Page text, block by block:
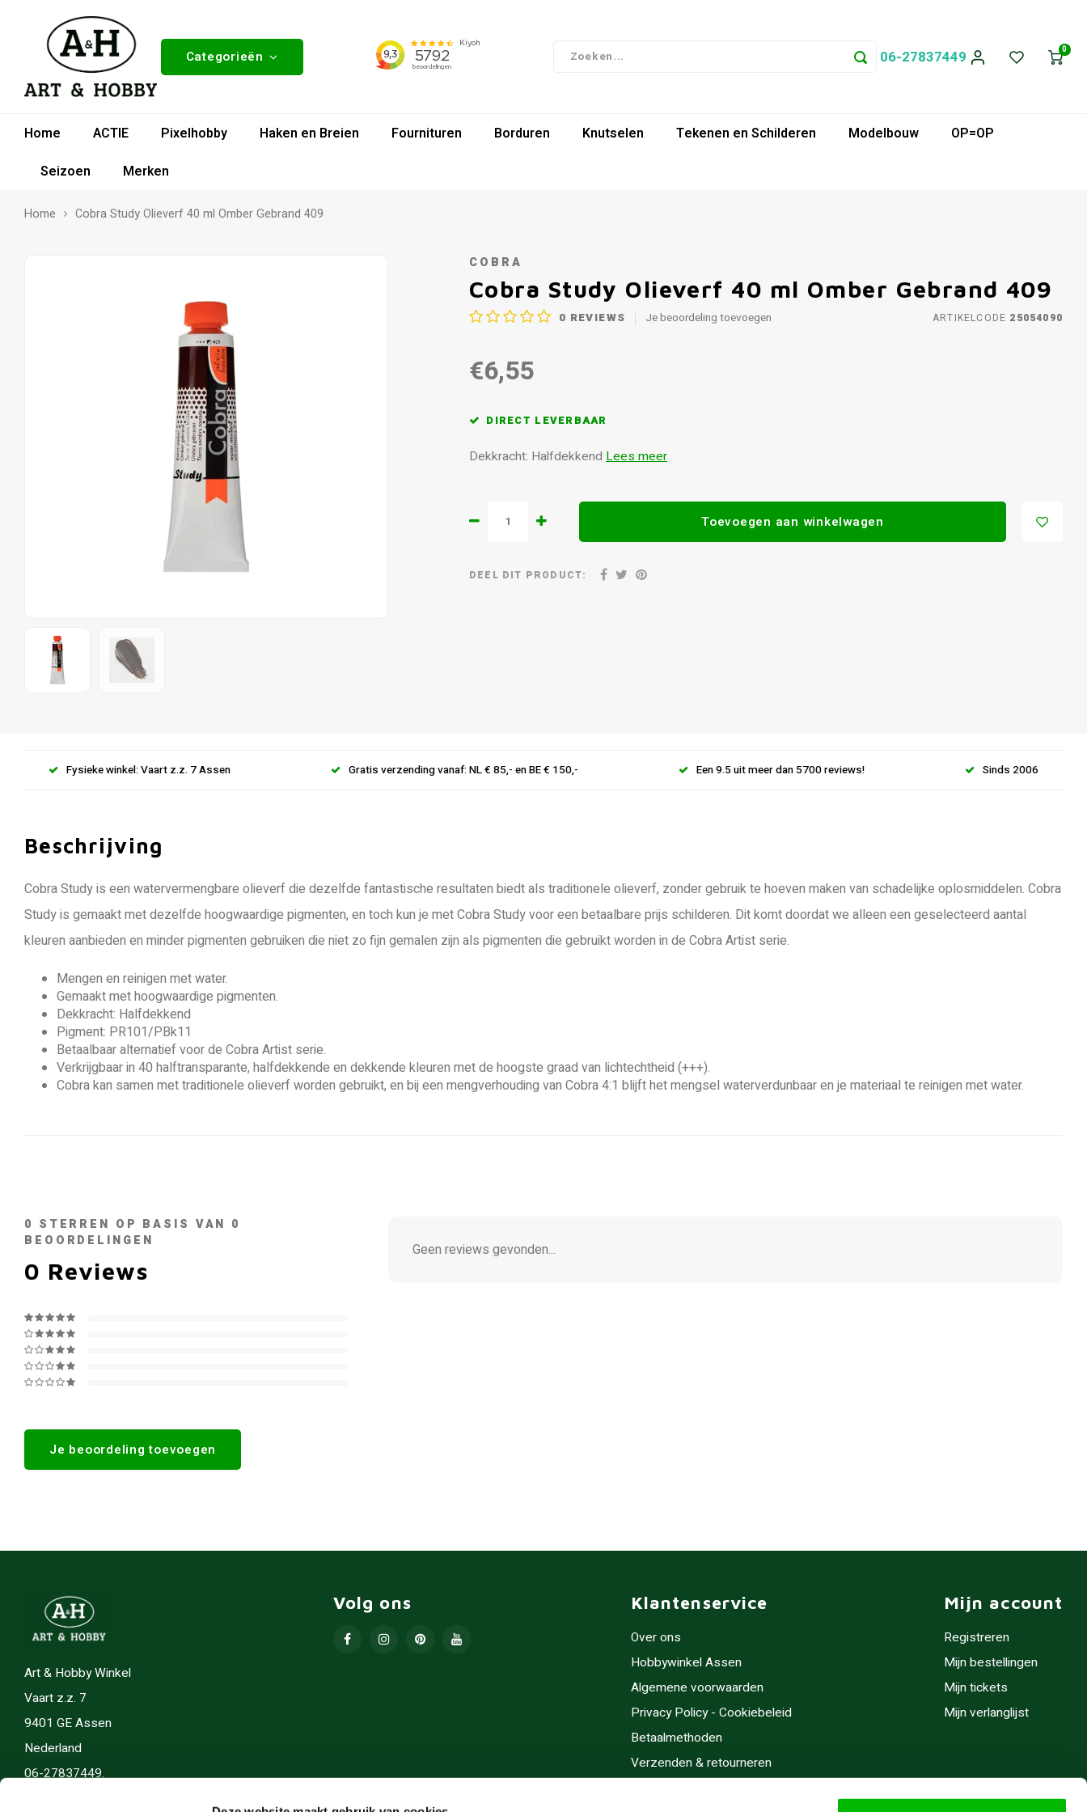
Categorieën 06-27837449 0
Home ACTIE Pixelhobby Haken en Breien Fournituren Borduren Knutselen Tekenen en Schilderen Modelbouw
OP=OP
Seizoen
Merken
Home Cobra Study Olieverf 40 ml Omber Gebrand 409
COBRA
Cobra Study Olieverf 40 ml Omber Gebrand 409
0 REVIEWS Je beoordeling toevoegen ARTIKELCODE 25054090
€6,55
DIRECT LEVERBAAR
Dekkracht: Halfdekkend Lees meer
Toevoegen aan winkelwagen
DEEL DIT PRODUCT:
Fysieke winkel: Vaart z.z. 7 Assen Gratis verzending vanaf: NL € 85,- en BE € 150,- Een 9.5 uit meer dan 5700 reviews! Sinds 2006
Beschrijving
Cobra Study is een watervermengbare olieverf die dezelfde fantastische resultaten biedt als traditionele olieverf, zonder gebruik te hoeven maken van schadelijke oplosmiddelen. Cobra
Study is gemaakt met dezelfde hoogwaardige pigmenten, en toch kun je met Cobra Study voor een betaalbare prijs schilderen. Dit komt doordat we alleen een geselecteerd aantal
kleuren aanbieden en minder pigmenten gebruiken die niet zo fijn gemalen zijn als pigmenten die gebruikt worden in de Cobra Artist serie.
Mengen en reinigen met water.
Gemaakt met hoogwaardige pigmenten.
Dekkracht: Halfdekkend
Pigment: PR101/PBk11
Betaalbaar alternatief voor de Cobra Artist serie.
Verkrijgbaar in 40 halftransparante, halfdekkende en dekkende kleuren met de hoogste graad van lichtechtheid (+++).
Cobra kan samen met traditionele olieverf worden gebruikt, en bij een mengverhouding van Cobra 4:1 blijft het mengsel waterverdunbaar en je materiaal te reinigen met water.
0 STERREN OP BASIS VAN 0
BEOORDELINGEN
0 Reviews
Je beoordeling toevoegen
Geen reviews gevonden...
Art & Hobby Winkel
Vaart z.z. 7
9401 GE Assen
Nederland
06-27837449.
Volg ons Klantenservice
Over ons
Hobbywinkel Assen
Algemene voorwaarden
Privacy Policy - Cookiebeleid
Betaalmethoden
Verzenden & retourneren
Mijn account
Registreren
Mijn bestellingen
Mijn tickets
Mijn verlanglijst